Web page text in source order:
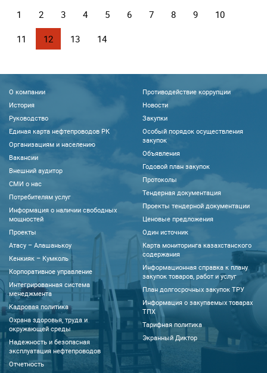
1 2 3 4 5 6 7 8 9 10
11 12 13 14
О компании
История
Руководство
Единая карта нефтепроводов РК
Организациям и населению
Вакансии
Внешний аудитор
CМИ о нас
Потребителям услуг
Информация о наличии свободных
мощностей
Проекты
Атасу – Алашанькоу
Кенкияк – Кумколь
Корпоративное управление
Интегрированная система
менеджмента
Кадровая политика
Охрана здоровья, труда и
окружающей среды
Надежность и безопасная
эксплуатация нефтепроводов
Отчетность
Противодействие коррупции
Новости
Закупки
Особый порядок осуществления
закупок
Объявления
Годовой план закупок
Протоколы
Тендерная документация
Проекты тендерной документации
Ценовые предложения
Один источник
Карта мониторинга казахстанского
содержания
Информационная справка к плану
закупок товаров, работ и услуг
План долгосрочных закупок ТРУ
Информация о закупаемых товарах
ТПХ
Тарифная политика
Экранный Диктор